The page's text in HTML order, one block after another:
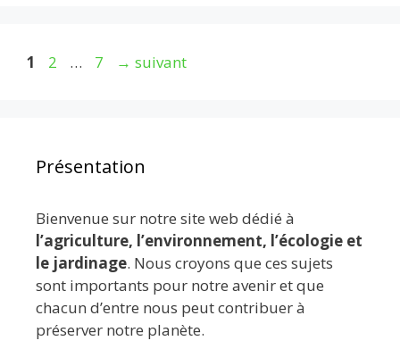
Page
1 Page
2 … Page
7 → suivant
Présentation
Bienvenue sur notre site web dédié à
l’agriculture, l’environnement, l’écologie et
le jardinage. Nous croyons que ces sujets
sont importants pour notre avenir et que
chacun d’entre nous peut contribuer à
préserver notre planète.